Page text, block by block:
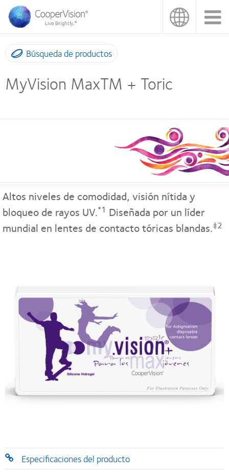
Pasar
contenido
principal
Búsqueda de productos
MyVision MaxTM + Toric
Altos niveles de comodidad, visión nítida y
bloqueo de rayos UV.*1 Diseñada por un líder
mundial en lentes de contacto tóricas blandas.‡2
Especificaciones del producto